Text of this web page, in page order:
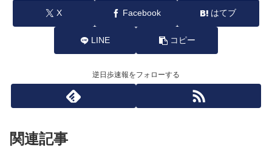
X Facebook はてブ
LINE コピー
逆日歩速報をフォローする
関連記事